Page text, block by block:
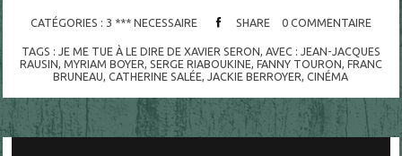
CATÉGORIES : 3 *** NECESSAIRE SHARE 0 COMMENTAIRE
TAGS : JE ME TUE À LE DIRE DE XAVIER SERON, AVEC : JEAN-JACQUES
RAUSIN, MYRIAM BOYER, SERGE RIABOUKINE, FANNY TOURON, FRANC
BRUNEAU,CATHERINE SALÉE,JACKIE BERROYER,CINÉMA